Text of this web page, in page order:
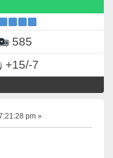
585
+15/-7
pm »